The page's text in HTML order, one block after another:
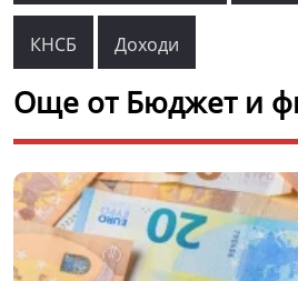
КНСБ Доходи
Още от Бюджет и